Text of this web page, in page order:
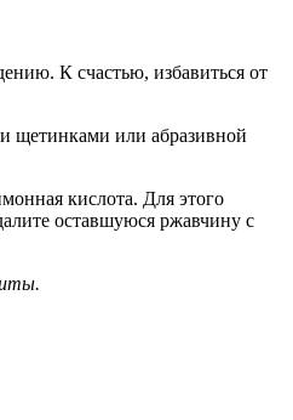
К счастью, избавиться от
щетинками или абразивной
кислота. Для этого
оставшуюся ржавчину с